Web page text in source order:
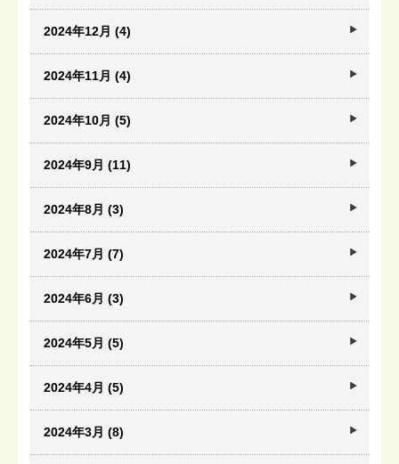
2024年12月 (4)
2024年11月 (4)
2024年10月 (5)
2024年9月 (11)
2024年8月 (3)
2024年7月 (7)
2024年6月 (3)
2024年5月 (5)
2024年4月 (5)
2024年3月 (8)